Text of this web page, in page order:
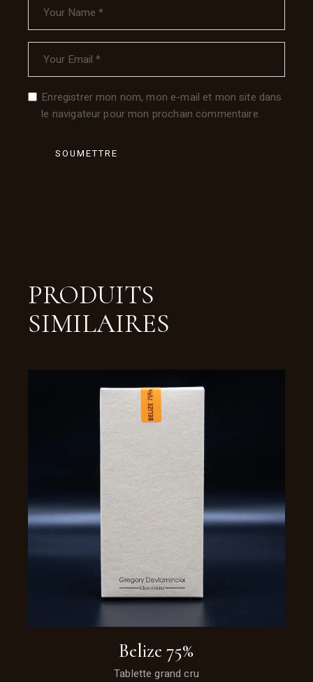
Enregistrer mon nom, mon e-mail et mon site dans
le navigateur pour mon prochain commentaire.
SOUMETTRE
PRODUITS
SIMILAIRES
Belize 75%
Tablette grand cru